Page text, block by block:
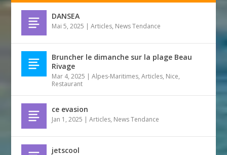
DANSEA
Mai 5, 2025 |Articles, News Tendance
Bruncher le dimanche sur la plage Beau
Rivage
Mar 4, 2025 |Alpes-Maritimes,Articles, Nice,
Restaurant
ce evasion
Jan 1, 2025 |Articles, News Tendance
jetscool